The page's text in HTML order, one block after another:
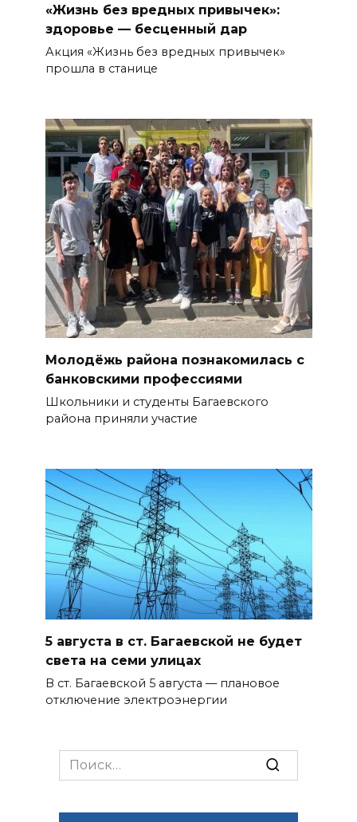
«Жизнь без вредных привычек»:
здоровье — бесценный дар
Акция «Жизнь без вредных привычек»
прошла в станице
Молодёжь района познакомилась с
банковскими профессиями
Школьники и студенты Багаевского
района приняли участие
5 августа в ст. Багаевской не будет
света на семи улицах
В ст. Багаевской 5 августа — плановое
отключение электроэнергии
Search
for: